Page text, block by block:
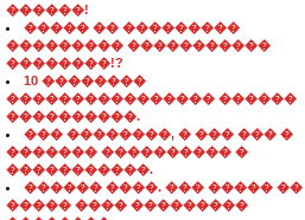
������!
����� �� ���������
��������� �����������
��������!?
10 ��������
���������������� ������
����������.
��� ��������, � ��� ��� �
������� ���������� �
�����������.
������ ����. ��� ����� ��
����� ���� ���������